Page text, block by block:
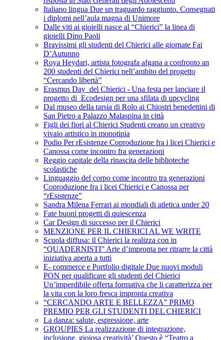
Italiano lingua Due un traguardo raggiunto. Consegnati
i diplomi nell’aula magna di Unimore
Dalle viti ai gioielli nasce al “Chierici” la linea di
gioielli Dino Paoli
Bravissimi gli studenti del Chierici alle giornate Fai
D’Autunno
Roya Heydari, artista fotografa afgana a confronto an
200 studenti del Chierici nell’ambito del progetto
“Cercando libertà”
Erasmus Day del Chierici - Una festa per lanciare il
progetto di Ecodesign per una sfilata di upcycling
Dal museo della tarsia di Rolo ai Chiostri benedettini di
San Pietro a Palazzo Malaspina in città
Figli dei fiori al Chierici Studenti creano un creativo
vivaio artistico in monotipia
Podio Per rEsistenze Coproduzione fra i licei Chierici e
Canossa come incontro fra generazioni
Reggio capitale della rinascita delle biblioteche
scolastiche
Linguaggio del corpo come incontro tra generazioni
Coproduzione fra i licei Chierici e Canossa per
“rEsistenze”
Sandra Milena Ferrari ai mondiali di atletica under 20
Fate buoni progetti di quiescenza
Car Design di successo per il Chierici
MENZIONE PER IL CHIERICI AL WE WRITE
Scuola diffusa: il Chierici la realizza con in
“QUADERNISTI” Arte d’impronta per ritrarre la città
iniziativa aperta a tutti
E- commerce e Portfolio digitale Due nuovi moduli
PON per qualificare gli studenti del Chierici
Un’imperdibile offerta formativa che li caratterizza per
la vita con la loro fresca impronta creativa
“CERCANDO ARTE E BELLEZZA” PRIMO
PREMIO PER GLI STUDENTI DEL CHIERICI
La danza: salute, espressione, arte
GROUPIES La realizzazione di integrazione,
inclusione, gioiosa creatività’ Questo è “Teatro a